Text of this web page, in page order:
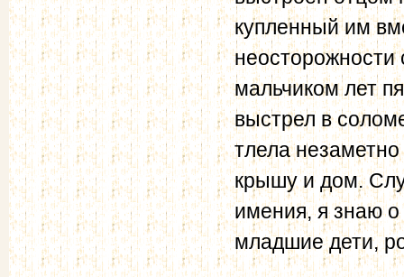
купленный им
неосторожности
мальчиком лет
выстрел в
тлела
крышу и дом.
имения, я знаю
младшие дети,